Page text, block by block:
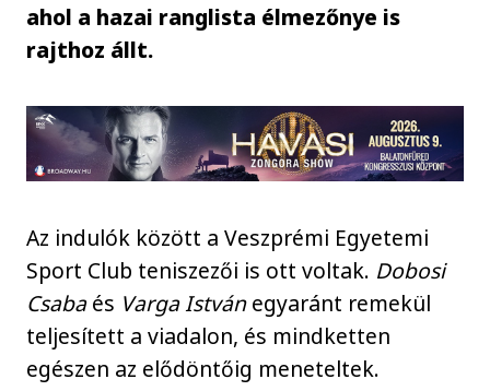
ahol a hazai ranglista élmezőnye is
rajthoz állt.
Az indulók között a Veszprémi Egyetemi
Sport Club teniszezői is ott voltak. Dobosi
Csabaés Varga Istvánegyaránt remekül
teljesített a viadalon, és mindketten
egészen az elődöntőig meneteltek.